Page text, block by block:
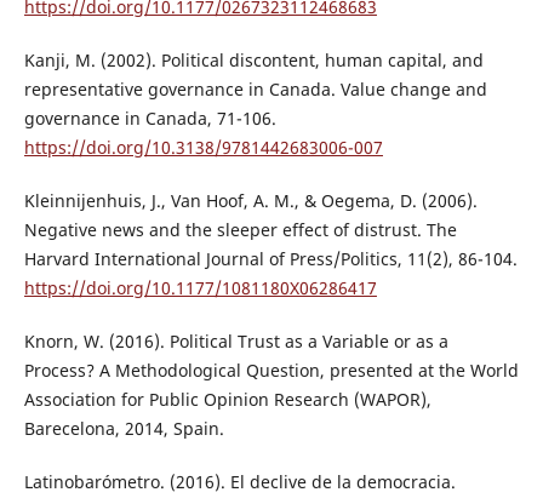
https://doi.org/10.1177/0267323112468683
Kanji, M. (2002). Political discontent, human capital, and
representative governance in Canada. Value change and
governance in Canada, 71-106.
https://doi.org/10.3138/9781442683006-007
Kleinnijenhuis, J., Van Hoof, A. M., & Oegema, D. (2006).
Negative news and the sleeper effect of distrust. The
Harvard International Journal of Press/Politics, 11(2), 86-104.
https://doi.org/10.1177/1081180X06286417
Knorn, W. (2016). Political Trust as a Variable or as a
Process? A Methodological Question, presented at the World
Association for Public Opinion Research (WAPOR),
Barecelona, 2014, Spain.
Latinobarómetro. (2016). El declive de la democracia.